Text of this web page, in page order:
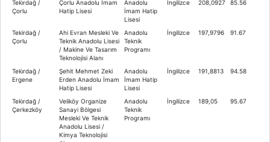
Teki̇rdağ /
Çorlu
Çorlu Anadolu İmam
Hatip Lisesi
Anadolu
İmam Hatip
Lisesi
İngilizce 208,0927 85.56
Tekirdağ /
Çorlu
Ahi Evran Mesleki Ve
Teknik Anadolu Lisesi
/ Makine Ve Tasarım
Teknolojisi Alanı
Anadolu
Teknik
Programı
İngilizce 197,9796 91.67
Teki̇rdağ /
Ergene
Şehit Mehmet Zeki
Erden Anadolu İmam
Hatip Lisesi
Anadolu
İmam Hatip
Lisesi
İngilizce 191,8813 94.58
Teki̇rdağ /
Çerkezköy
Veliköy Organize
Sanayi Bölgesi
Mesleki Ve Teknik
Anadolu Lisesi /
Kimya Teknolojisi
Anadolu
Teknik
Programı
İngilizce 189,05 95.67